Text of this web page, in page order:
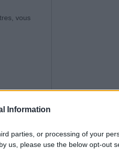
Information
parties, or processing of your
us, please use the below opt-out
vous
COMMENT
TACHES DE ROUILLE
CARRELAGE ?